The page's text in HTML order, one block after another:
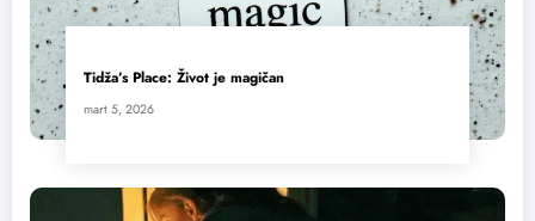
Tidža’s Place: Život je magičan
mart 5, 2026